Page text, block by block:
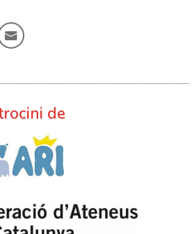
de